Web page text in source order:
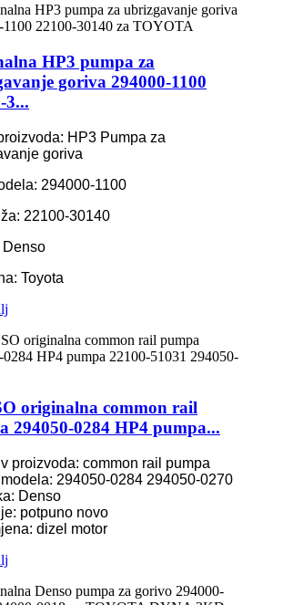
HP3 pumpa za
goriva 294000-1100
3...
HP3 Pumpa za
goriva
294000-1100
22100-30140
Denso
Toyota
originalna common rail
294050-0284 HP4 pumpa...
proizvoda: common rail pumpa
294050-0284 294050-0270
Denso
potpuno novo
dizel motor